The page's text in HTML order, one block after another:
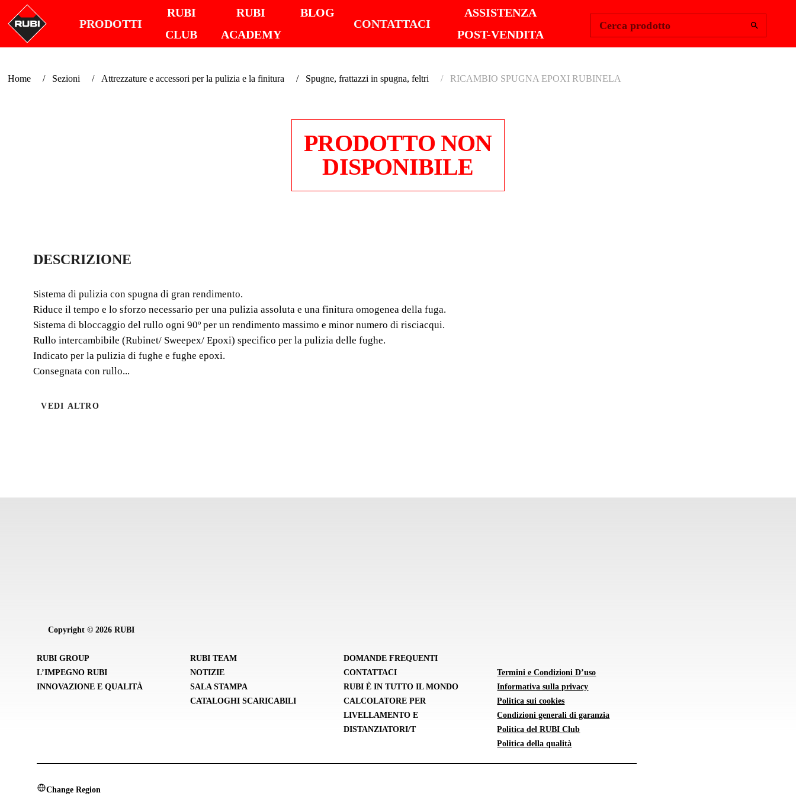
PRODOTTI
RUBI
CLUB
RUBI
ACADEMY
BLOG
CONTATTACI
ASSISTENZA
POST-VENDITA
Cerca prodotto
Home Sezioni Attrezzature e accessori per la pulizia e la finitura Spugne, frattazzi in spugna, feltri RICAMBIO SPUGNA EPOXI RUBINELA
PRODOTTO NON
DISPONIBILE
Sistema di pulizia con spugna di gran rendimento. Riduce il tempo e lo sforzo
necessario per una pulizia assoluta e una finitura omogenea della fuga.
DESCRIZIONE
Sistema di pulizia con spugna di gran rendimento.
Riduce il tempo e lo sforzo necessario per una pulizia assoluta e una finitura omogenea della fuga.
Sistema di bloccaggio del rullo ogni 90º per un rendimento massimo e minor numero di risciacqui.
Rullo intercambibile (Rubinet/ Sweepex/ Epoxi) specifico per la pulizia delle fughe.
Indicato per la pulizia di fughe e fughe epoxi.
Consegnata con rullo...
VEDI ALTRO
Copyright © 2026 RUBI
RUBI GROUP
L’IMPEGNO RUBI
INNOVAZIONE E QUALITÀ
RUBI TEAM
NOTIZIE
SALA STAMPA
CATALOGHI SCARICABILI
DOMANDE FREQUENTI
CONTATTACI
RUBI È IN TUTTO IL MONDO
CALCOLATORE PER
LIVELLAMENTO E
DISTANZIATORI/T
Termini e Condizioni D’uso
Informativa sulla privacy
Politica sui cookies
Condizioni generali di garanzia
Politica del RUBI Club
Politica della qualità
Change Region